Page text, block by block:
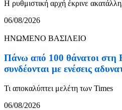
Η ρυθμιστική αρχή έκρινε
06/08/2026
ΗΝΩΜΕΝΟ ΒΑΣΙΛΕΙΟ
Πάνω από 100 θάνατοι στη
συνδέονται με ενέσεις
Τι αποκαλύπτει μελέτη των Times
06/08/2026